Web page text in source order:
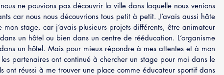
ne pouvions pas découvrir la ville dans laquelle nous venions
car nous nous découvrions tous petit à petit. J’avais aussi hâte
mon stage, car j’avais plusieurs projets différents, être animateur
un hôtel ou bien dans un centre de rééducation. L’organisme
un hôtel. Mais pour mieux répondre à mes attentes et à mon
partenaires ont continué à chercher un stage pour moi dans le
ont réussi à me trouver une place comme éducateur sportif dans